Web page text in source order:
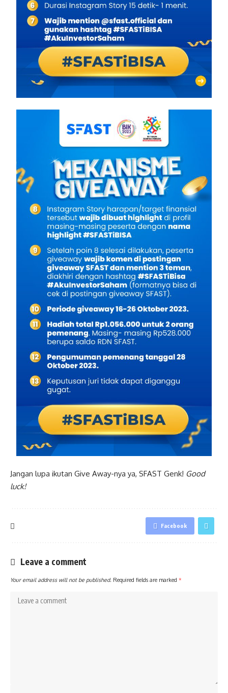
Jangan lupa ikutan Give Away-nya ya, SFAST Genk! Good
luck!
Facebook
Leave a comment
Your email address will not be published. Required fields are marked *